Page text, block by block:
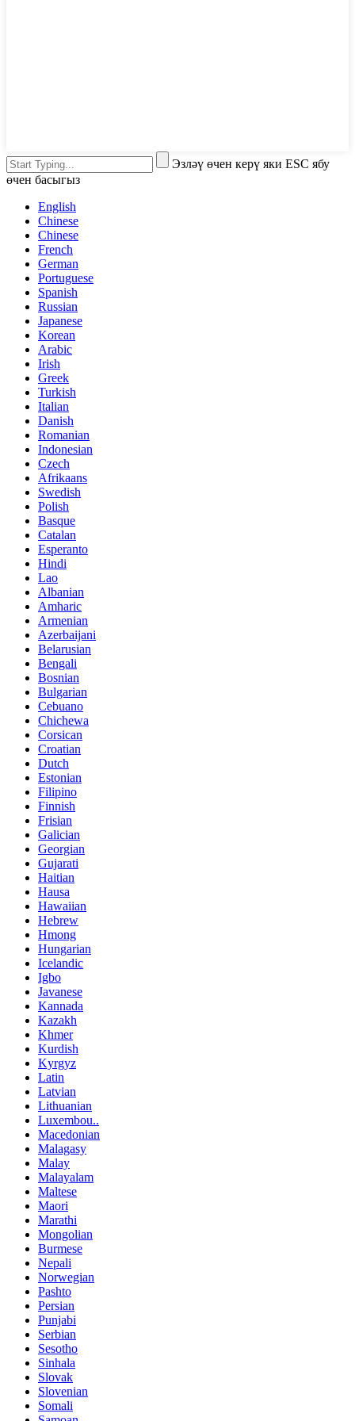
Эзләү өчен керү яки ESC ябу
өчен басыгыз
English
Chinese
Chinese
French
German
Portuguese
Spanish
Russian
Japanese
Korean
Arabic
Irish
Greek
Turkish
Italian
Danish
Romanian
Indonesian
Czech
Afrikaans
Swedish
Polish
Basque
Catalan
Esperanto
Hindi
Lao
Albanian
Amharic
Armenian
Azerbaijani
Belarusian
Bengali
Bosnian
Bulgarian
Cebuano
Chichewa
Corsican
Croatian
Dutch
Estonian
Filipino
Finnish
Frisian
Galician
Georgian
Gujarati
Haitian
Hausa
Hawaiian
Hebrew
Hmong
Hungarian
Icelandic
Igbo
Javanese
Kannada
Kazakh
Khmer
Kurdish
Kyrgyz
Latin
Latvian
Lithuanian
Luxembou..
Macedonian
Malagasy
Malay
Malayalam
Maltese
Maori
Marathi
Mongolian
Burmese
Nepali
Norwegian
Pashto
Persian
Punjabi
Serbian
Sesotho
Sinhala
Slovak
Slovenian
Somali